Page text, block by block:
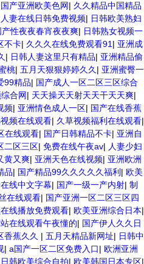
国产亚洲欧美色网| 久久精品中国精品
人妻在线日韩免费视频| 日韩欧美熟妇
产性夜夜春宵夜夜爽| 日韩熟女视频一
不卡| 久久久在线免费观看91 | 亚洲成
| 日韩人妻这里只有精品| 亚洲精品偷
桃| 五月天狠狠婷婷久久 | 亚洲蜜臀一
99精品| 国产成人一区二区三区综合
合网| 天天操天天射天天干天天爽|
频| 亚洲情色成人一区| 国产在线香蕉
频在线观看| 久草视频福利在线观看|
在线观看| 国产日韩精品不卡| 亚洲自
二区三区| 免费在线午夜av| 人妻少妇
黄又爽| 亚洲天色在线视频| 亚洲欧洲
品| 国产精品99久久久久久福利 | 欧美
线中文字幕| 国产一级一产内射| 制
在线观看| 国产亚洲一区二区三区四
线播放免费观看| 欧美亚洲综合日本|
在线观看午夜懂的| 国产伊人久久日
香蕉久久 | 五月天精品新网址| 日韩中
| a国产一区二区免费入口| 欧洲亚洲
日韩欧美综合自拍| 欧美韩国日本专区|